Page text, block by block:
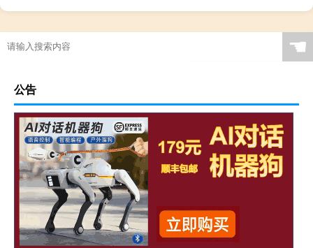
☚
公告